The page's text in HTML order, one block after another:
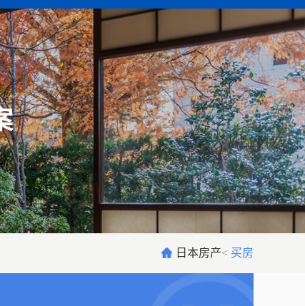
日本房产< 买房